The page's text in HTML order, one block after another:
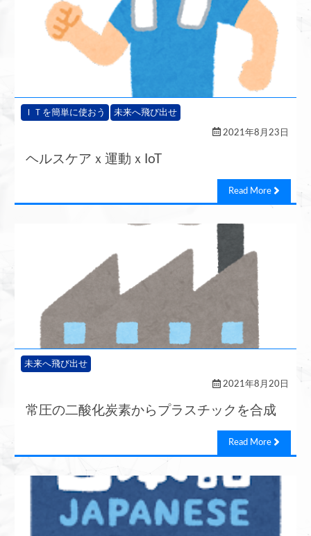
ＩＴを簡単に使おう 未来へ飛び出せ
2021年8月23日
ヘルスケアｘ運動ｘIoT
Read More
未来へ飛び出せ
2021年8月20日
常圧の二酸化炭素からプラスチックを合成
Read More